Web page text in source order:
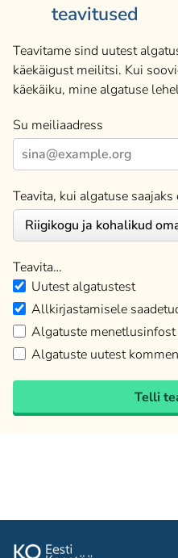
teavitused
Teavitame sind uutest
käekäigust meilitsi. Kui
käekäiku, mine algatuse
Su meiliaadress
Teavita, kui algatuse saajaks
Teavita…
Uutest algatustest
Allkirjastamisele
Algatuste menetlusinfost
Algatuste uutest
Telli